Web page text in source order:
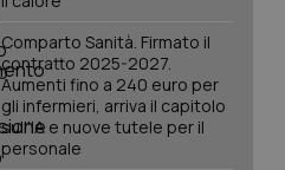
Comparto Sanità. Firmato il
contratto 2025-2027.
Aumenti fino a 240 euro per
gli infermieri, arriva il capitolo
sull'IA e nuove tutele per il
personale